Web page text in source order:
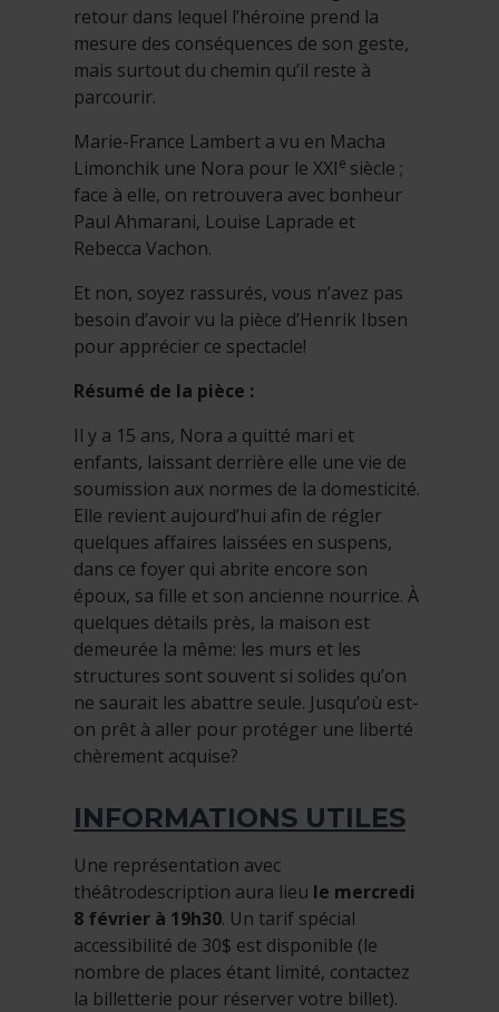
retour dans lequel l’héroïne prend la
mesure des conséquences de son geste,
mais surtout du chemin qu’il reste à
parcourir.
Marie-France Lambert a vu en Macha
Limonchik une Nora pour le XXIe siècle ;
face à elle, on retrouvera avec bonheur
Paul Ahmarani, Louise Laprade et
Rebecca Vachon.
Et non, soyez rassurés, vous n’avez pas
besoin d’avoir vu la pièce d’Henrik Ibsen
pour apprécier ce spectacle!
Résumé de la pièce :
Il y a 15 ans, Nora a quitté mari et
enfants, laissant derrière elle une vie de
soumission aux normes de la domesticité.
Elle revient aujourd’hui afin de régler
quelques affaires laissées en suspens,
dans ce foyer qui abrite encore son
époux, sa fille et son ancienne nourrice. À
quelques détails près, la maison est
demeurée la même: les murs et les
structures sont souvent si solides qu’on
ne saurait les abattre seule. Jusqu’où est-
on prêt à aller pour protéger une liberté
chèrement acquise?
INFORMATIONS UTILES
Une représentation avec
théâtrodescription aura lieu le mercredi
8 février à 19h30. Un tarif spécial
accessibilité de 30$ est disponible (le
nombre de places étant limité, contactez
la billetterie pour réserver votre billet).